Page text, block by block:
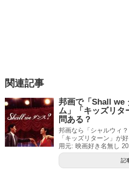
関連記事
邦画で「Shall we
ム」「キッズリタ
問ある？
邦画なら「シャルウィ
「キッズリターン」が
用元: 映画好き名無し
記